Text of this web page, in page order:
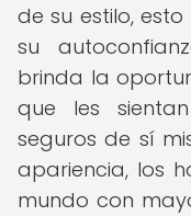
de su estilo,
su
brinda la
que les
seguros de sí
apariencia, los
mundo con